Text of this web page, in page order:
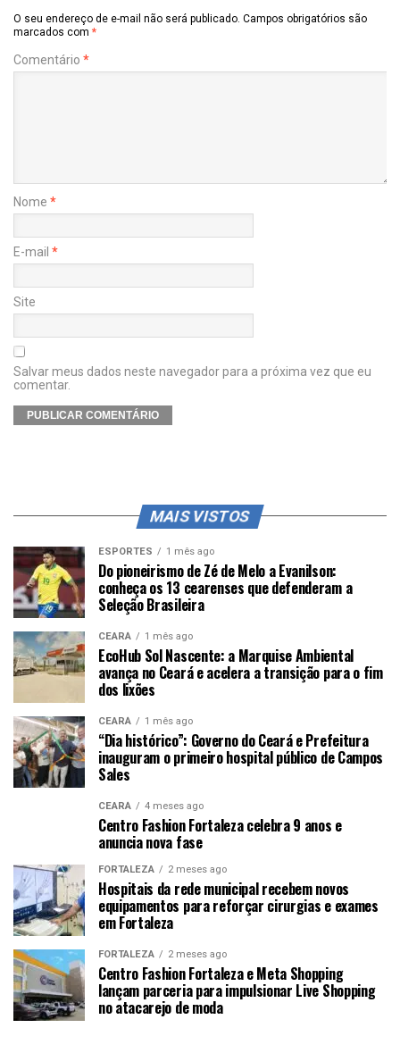
O seu endereço de e-mail não será publicado. Campos obrigatórios são
marcados com *
Comentário *
Nome *
E-mail *
Site
Salvar meus dados neste navegador para a próxima vez que eu
comentar.
MAIS VISTOS
ESPORTES 1 mês ago
Do pioneirismo de Zé de Melo a Evanilson:
conheça os 13 cearenses que defenderam a
Seleção Brasileira
CEARÁ 1 mês ago
EcoHub Sol Nascente: a Marquise Ambiental
avança no Ceará e acelera a transição para o fim
dos lixões
CEARÁ 1 mês ago
“Dia histórico”: Governo do Ceará e Prefeitura
inauguram o primeiro hospital público de Campos
Sales
CEARÁ 4 meses ago
Centro Fashion Fortaleza celebra 9 anos e
anuncia nova fase
FORTALEZA 2 meses ago
Hospitais da rede municipal recebem novos
equipamentos para reforçar cirurgias e exames
em Fortaleza
FORTALEZA 2 meses ago
Centro Fashion Fortaleza e Meta Shopping
lançam parceria para impulsionar Live Shopping
no atacarejo de moda